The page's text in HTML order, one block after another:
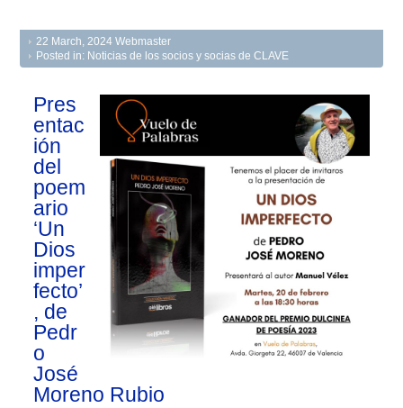
22 March, 2024 Webmaster
Posted in: Noticias de los socios y socias de CLAVE
Pres
entac
ión
del
poem
ario
‘Un
Dios
imper
fecto’
, de
Pedr
o
José
Moreno Rubio